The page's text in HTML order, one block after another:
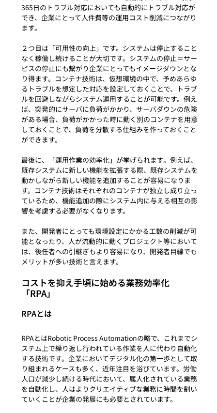
365日のトラブル対応においても自動的にトラブル対応が
でき、企業にとって人件費等の運用コスト削減につながり
ます。
２つ目は「可用性の向上」です。システムは停止すること
なく稼働し続けることが大切です。システムの停止＝サー
ビスの停止にも繋がり企業にとってもイメージダウンとな
り得ます。コンテナ技術は、仮想環境の中で、予めあらゆ
るトラブルを想定した対応を設定しておくことで、トラブ
ルを回避しながらシステム運用することが可能です。例え
ば、突発的にサーバに負荷がかかり、サーバダウンの危険
がある場合、負荷がかかった時に動く別のコンテナを用意
しておくことで、負荷を分散する仕組みを作っておくこと
ができます。
最後に、「運用作業の効率化」が挙げられます。例えば、
既存システムに新しい機能を拡張する際、既存システムを
動かしながら新しい機能を追加することが容易になりま
す。コンテナ技術はそれぞれのコンテナが独立し成り立っ
ているため、機能追加の際にシステム内に与える相互の影
響を考慮する必要がなくなります。
また、開発者にとっても環境設定にかかる工数の削減が可
能となったり、人が流動的に動くプロジェクト等において
は、後任者への引継ぎもより容易になり、開発者目線でも
コストを抑え手頃に始める業務効率化
「RPA」
RPAとは
RPAとはRobotic Process Automationの略で、これまでシ
ステム上で繰り返し行われている作業を人に代わり自動化
する技術です。企業においてデジタル化の第一歩として取
り組まれるケースも多く、近年注目を浴びています。労働
人口が減少し続ける時代において、属人化されている業務
を自動化し、人はよりクリエイティブな業務に時間を割い